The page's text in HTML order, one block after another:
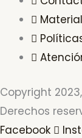
Copyright
Derechos
Facebook